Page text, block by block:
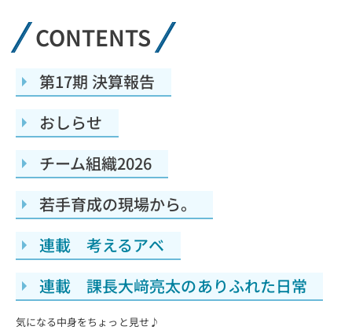
CONTENTS
第17期 決算報告
おしらせ
チーム組織2026
若手育成の現場から。
連載 考えるアベ
連載 課長大﨑亮太のありふれた日常
気になる中身をちょっと見せ♪